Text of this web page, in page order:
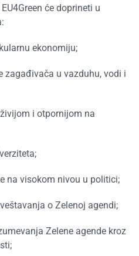
EU4Green će doprineti u
ekonomiju;
zagađivača u vazduhu, vodi i
i otpornijom na
na visokom nivou u politici;
o Zelenoj agendi;
Zelene agende kroz